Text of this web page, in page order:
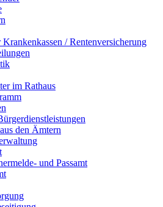
Krankenkassen / Rentenversicherung
im Rathaus
den Ämtern
und Passamt